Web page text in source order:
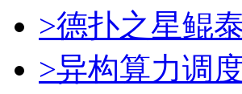
>德扑之星鲲
>异构算力调